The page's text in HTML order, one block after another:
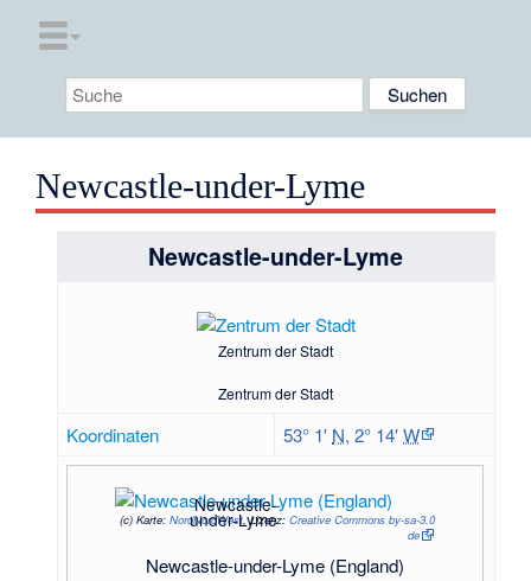
Newcastle-under-Lyme
Newcastle-under-Lyme
Zentrum der Stadt
Zentrum der Stadt
Koordinaten 53° 1′ N,2° 14′W
(c)Karte:NordNordWest, Lizenz:Creative Commons by-sa-3.0
de
Newcastle-under-Lyme (England)
Newcastle-
under-Lyme